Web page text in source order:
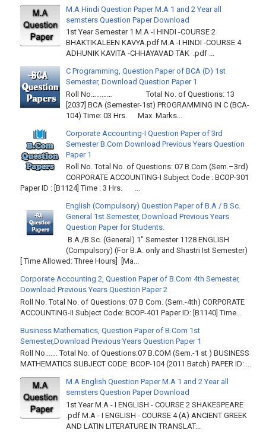
M.A Hindi Question Paper M.A 1 and 2 Year all
semsters Question Paper Download
1st Year Semester 1 M.A -I HINDI -COURSE 2
BHAKTIKALEEN KAVYA.pdf M.A -I HINDI -COURSE 4
ADHUNIK KAVITA -CHHAYAVAD TAK .pdf ...
C Programming, Question Paper of BCA (D) 1st
Semester, Download Question Paper 1
Roll No………… Total No. of Questions: 13
[2037] BCA (Semester-1st) PROGRAMMING IN C (BCA-
104) Time: 03 Hrs. Max. Marks...
Corporate Accounting-I Question Paper of 3rd
Semester B.Com Download Previous Years Question
Paper 1
Roll No. Total No. of Questions: 07 B.Com (Sem.–3rd)
CORPORATE ACCOUNTING-I Subject Code : BCOP-301
Paper ID : [B1124] Time : 3 Hrs. ...
English (Compulsory) Question Paper of B.A / B.Sc.
General 1st Semester, Download Previous Years
Question Paper for Students.
B.A./B.Sc. (General) 1" Semester 1128 ENGLISH
(Compulsory) (For B.A. only and Shastri Ist Semester)
[ Time Allowed: Three Hours] [Ma...
Corporate Accounting 2, Question Paper of B.Com 4th Semester,
Download Previous Years Question Paper 2
Roll No. Total No. of Questions: 07 B Com. (Sem.-4th) CORPORATE
ACCOUNTING-II Subject Code: BCOP-401 Paper ID: [B1140] Time...
Business Mathematics, Question Paper of B.Com 1st
Semester,Download Previous Years Question Paper 1
Roll No……. Total No. of Questions:07 B.COM (Sem.-1 st ) BUSINESS
MATHEMATICS SUBJECT CODE: BCOP-104 (2011 Batch) PAPER ID: ...
M.A English Question Paper M.A 1 and 2 Year all
semsters Question Paper Download
1st Year M.A - I ENGLISH - COURSE 2 SHAKESPEARE
.pdf M.A - I ENGLISH - COURSE 4 (A) ANCIENT GREEK
AND LATIN LITERATURE IN TRANSLAT...